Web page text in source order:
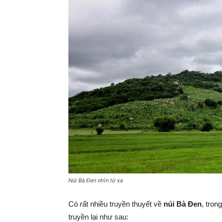
Núi Bà Đen nhìn từ xa
Có rất nhiều truyền thuyết về núi Bà Đen,
truyền lại như sau: